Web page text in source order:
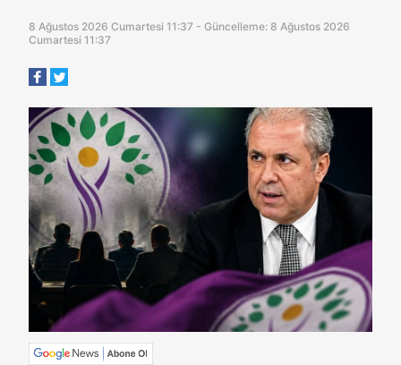
8 Ağustos 2026 Cumartesi 11:37 - Güncelleme: 8 Ağustos 2026
Cumartesi 11:37